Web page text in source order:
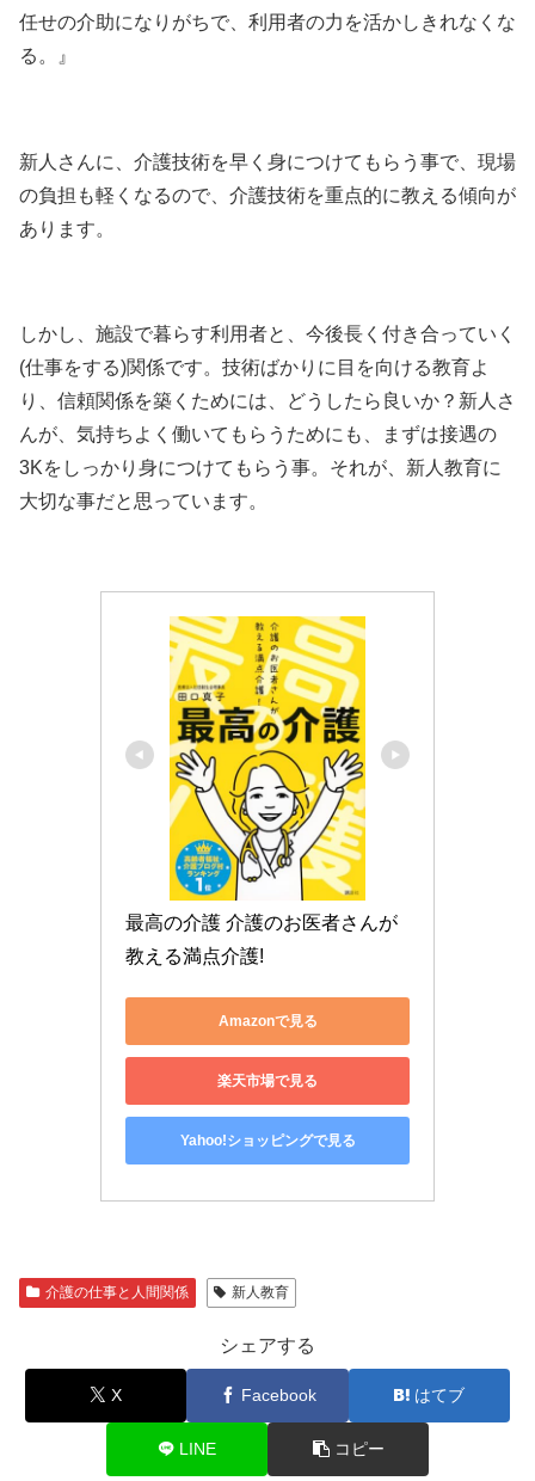
任せの介助になりがちで、利用者の力を活かしきれなくな
る。』
新人さんに、介護技術を早く身につけてもらう事で、現場
の負担も軽くなるので、介護技術を重点的に教える傾向が
あります。
しかし、施設で暮らす利用者と、今後長く付き合っていく
(仕事をする)関係です。技術ばかりに目を向ける教育よ
り、信頼関係を築くためには、どうしたら良いか？新人さ
んが、気持ちよく働いてもらうためにも、まずは接遇の
3Kをしっかり身につけてもらう事。それが、新人教育に
大切な事だと思っています。
最高の介護 介護のお医者さんが
教える満点介護!
Amazonで見る
楽天市場で見る
Yahoo!ショッピングで見る
介護の仕事と人間関係 新人教育
シェアする
X Facebook はてブ
LINE コピー